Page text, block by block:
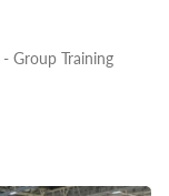
- Group Training